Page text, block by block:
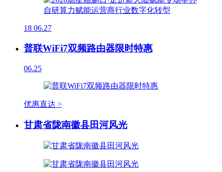
18 06.27
普联WiFi7双频路由器限时特惠
06.25
优惠直达 >
甘肃省陇南徽县田河风光